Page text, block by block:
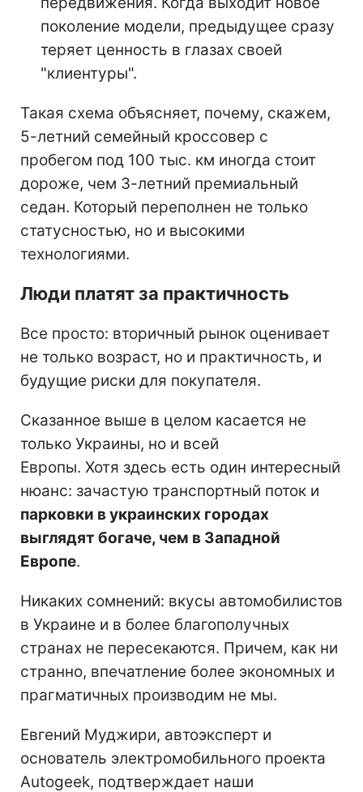
поколение модели, предыдущее сразу
теряет ценность в глазах своей
"клиентуры".
Такая схема объясняет, почему, скажем,
5-летний семейный кроссовер с
пробегом под 100 тыс. км иногда стоит
дороже, чем 3-летний премиальный
седан. Который переполнен не только
статусностью, но и высокими
технологиями.
Люди платят за практичность
Все просто: вторичный рынок оценивает
не только возраст, но и практичность, и
будущие риски для покупателя.
Сказанное выше в целом касается не
только Украины, но и всей
Европы. Хотя здесь есть один интересный
нюанс: зачастую транспортный поток и
парковки в украинских городах
выглядят богаче, чем в Западной
Европе.
Никаких сомнений: вкусы автомобилистов
в Украине и в более благополучных
странах не пересекаются. Причем, как ни
странно, впечатление более экономных и
прагматичных производим не мы.
Евгений Муджири, автоэксперт и
основатель электромобильного проекта
Autogeek, подтверждает наши